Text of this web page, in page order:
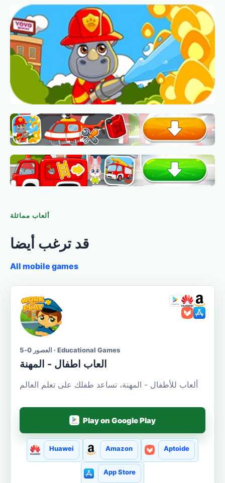
ألعاب مماثلة
قد ترغب أيضا
All mobile games
العصور 0-5 · Educational Games
العاب اطفال - المهنة
ألعاب للأطفال - المهنة، تساعد طفلك على تعلم العالم
Play on Google Play
Huawei Amazon Aptoide
App Store